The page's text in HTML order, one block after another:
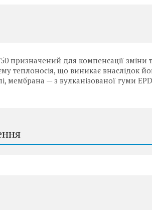
призначений для компенсації зміни
теплоносія, що виникає внаслідок
мембрана — з вулканізованої гуми